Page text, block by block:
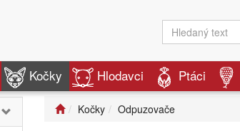
Kočky Hlodavci Ptáci
Kočky Odpuzovače